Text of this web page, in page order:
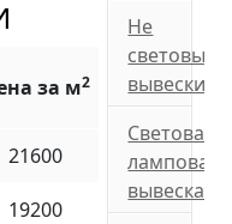
за м2
21600
19200
Не
световые
вывески
Световая
ламповая
вывеска